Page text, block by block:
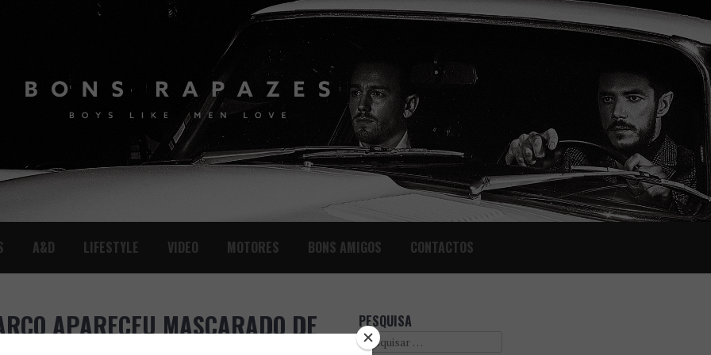
A&D LIFESTYLE VIDEO MOTORES BONS AMIGOS CONTACTOS
APARECEU MASCARADO DE
PESQUISA
Search